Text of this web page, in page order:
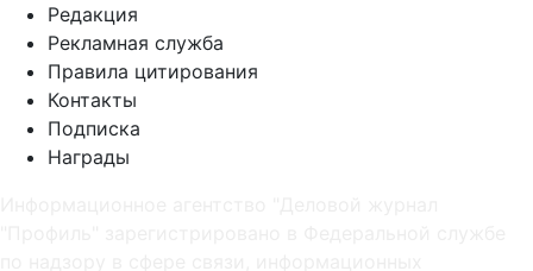
Редакция
Рекламная служба
Правила цитирования
Контакты
Подписка
Награды